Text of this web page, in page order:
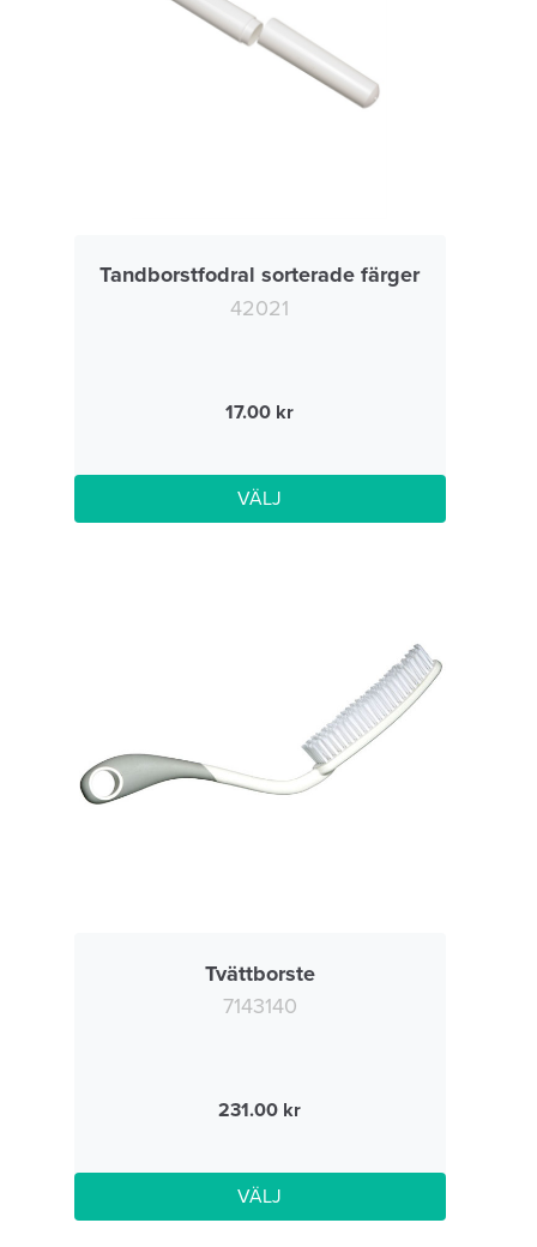
Tandborstfodral sorterade färger
42021
17.00
VÄLJ
Tvättborste
7143140
231.00
VÄLJ